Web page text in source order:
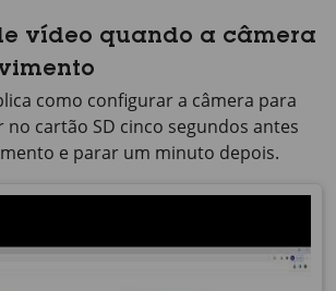
vídeo quando a câmera
como configurar a câmera para
no cartão SD cinco segundos antes
e parar um minuto depois.